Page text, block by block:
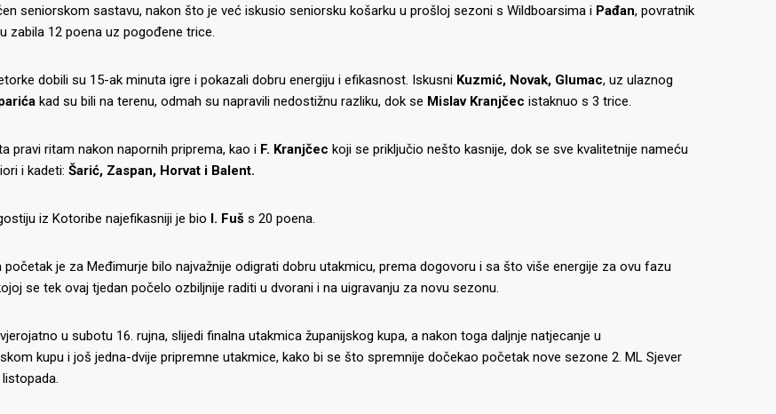
seniorskom sastavu, nakon što je već iskusio seniorsku košarku u prošloj sezoni s Wildboarsima i Pađan, povratnik
zabila 12 poena uz pogođene trice.
dobili su 15-ak minuta igre i pokazali dobru energiju i efikasnost. Iskusni Kuzmić, Novak, Glumac, uz ulaznog
kad su bili na terenu, odmah su napravili nedostižnu razliku, dok se Mislav Kranjčec istaknuo s 3 trice.
pravi ritam nakon napornih priprema, kao i F. Kranjčec koji se priključio nešto kasnije, dok se sve kvalitetnije nameću
i kadeti: Šarić, Zaspan, Horvat i Balent.
iz Kotoribe najefikasniji je bio I. Fuš s 20 poena.
početak je za Međimurje bilo najvažnije odigrati dobru utakmicu, prema dogovoru i sa što više energije za ovu fazu
se tek ovaj tjedan počelo ozbiljnije raditi u dvorani i na uigravanju za novu sezonu.
u subotu 16. rujna, slijedi finalna utakmica županijskog kupa, a nakon toga daljnje natjecanje u
kupu i još jedna-dvije pripremne utakmice, kako bi se što spremnije dočekao početak nove sezone 2. ML Sjever
U14 na završnici CRO
seniorska ekipa
MOMČADI
Seniori
Juniori U19